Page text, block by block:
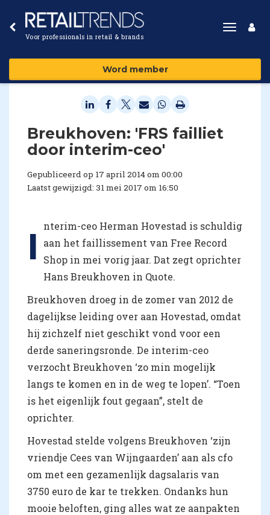
Voor professionals in retail & brands
Toggle
Word member
Breukhoven: 'FRS failliet
door interim-ceo'
Gepubliceerd op 17 april 2014 om 00:00
Laatst gewijzigd: 31 mei 2017 om 16:50
I
nterim-ceo Herman Hovestad is schuldig
aan het faillissement van Free Record
Shop in mei vorig jaar. Dat zegt oprichter
Hans Breukhoven in Quote.
Breukhoven droeg in de zomer van 2012 de
dagelijkse leiding over aan Hovestad, omdat
hij zichzelf niet geschikt vond voor een
derde saneringsronde. De interim-ceo
verzocht Breukhoven ‘zo min mogelijk
langs te komen en in de weg te lopen’. “Toen
is het eigenlijk fout gegaan”, stelt de
oprichter.
Hovestad stelde volgens Breukhoven ‘zijn
vriendje Cees van Wijngaarden’ aan als cfo
om met een gezamenlijk dagsalaris van
3750 euro de kar te trekken. Ondanks hun
mooie beloften, ging alles wat ze aanpakten